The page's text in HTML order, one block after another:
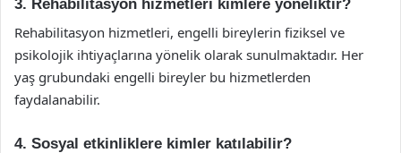
3. Rehabilitasyon hizmetleri kimlere yöneliktir?
Rehabilitasyon hizmetleri, engelli bireylerin fiziksel ve
psikolojik ihtiyaçlarına yönelik olarak sunulmaktadır. Her
yaş grubundaki engelli bireyler bu hizmetlerden
faydalanabilir.
4. Sosyal etkinliklere kimler katılabilir?